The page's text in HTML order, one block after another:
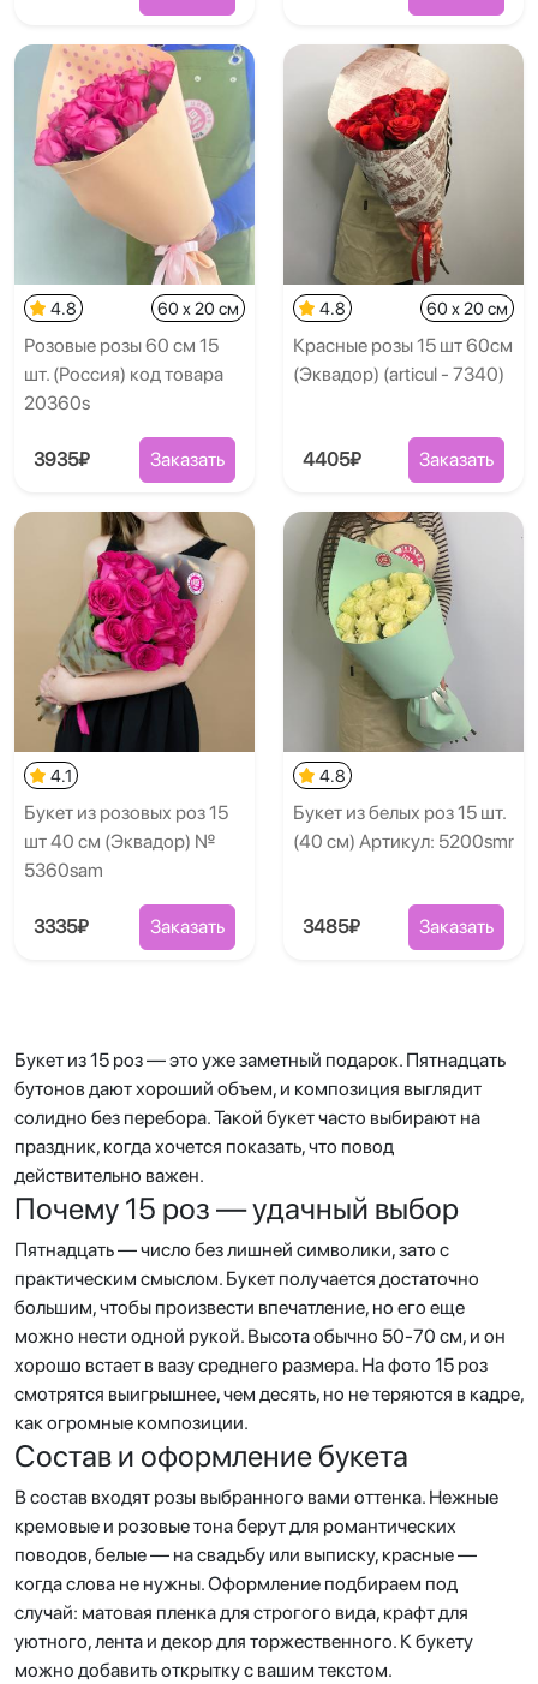
4.8 60 x 20 см
Розовые розы 60 см 15
шт. (Россия) код товара
20360s
3935₽ Заказать
4.8 60 x 20 см
Красные розы 15 шт 60см
(Эквадор) (articul - 7340)
4405₽ Заказать
4.1
Букет из розовых роз 15
шт 40 см (Эквадор) №
5360sam
3335₽ Заказать
4.8
Букет из белых роз 15 шт.
(40 см) Артикул: 5200smr
3485₽ Заказать
Букет из 15 роз — это уже заметный подарок. Пятнадцать
бутонов дают хороший объем, и композиция выглядит
солидно без перебора. Такой букет часто выбирают на
праздник, когда хочется показать, что повод
действительно важен.
Почему 15 роз — удачный выбор
Пятнадцать — число без лишней символики, зато с
практическим смыслом. Букет получается достаточно
большим, чтобы произвести впечатление, но его еще
можно нести одной рукой. Высота обычно 50-70 см, и он
хорошо встает в вазу среднего размера. На фото 15 роз
смотрятся выигрышнее, чем десять, но не теряются в кадре,
как огромные композиции.
Состав и оформление букета
В состав входят розы выбранного вами оттенка. Нежные
кремовые и розовые тона берут для романтических
поводов, белые — на свадьбу или выписку, красные —
когда слова не нужны. Оформление подбираем под
случай: матовая пленка для строгого вида, крафт для
уютного, лента и декор для торжественного. К букету
можно добавить открытку с вашим текстом.